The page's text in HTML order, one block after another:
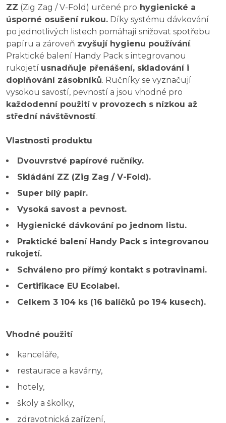
ZZ (Zig Zag / V-Fold) určené pro hygienické a
úsporné osušení rukou. Díky systému dávkování
po jednotlivých listech pomáhají snižovat spotřebu
papíru a zároveň zvyšují hygienu používání.
Praktické balení Handy Pack s integrovanou
rukojetí usnadňuje přenášení, skladování i
doplňování zásobníků. Ručníky se vyznačují
vysokou savostí, pevností a jsou vhodné pro
každodenní použití v provozech s nízkou až
střední návštěvností.
Vlastnosti produktu
Dvouvrstvé papírové ručníky.
Skládání ZZ (Zig Zag / V-Fold).
Super bílý papír.
Vysoká savost a pevnost.
Hygienické dávkování po jednom listu.
Praktické balení Handy Pack s integrovanou
rukojetí.
Schváleno pro přímý kontakt s potravinami.
Certifikace EU Ecolabel.
Celkem 3 104 ks (16 balíčků po 194 kusech).
Vhodné použití
kanceláře,
restaurace a kavárny,
hotely,
školy a školky,
zdravotnická zařízení,